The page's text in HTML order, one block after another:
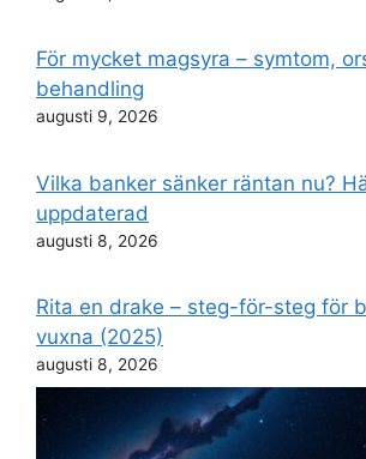
För mycket magsyra – symtom,
behandling
augusti 9, 2026
Vilka banker sänker räntan nu?
uppdaterad
augusti 8, 2026
Rita en drake – steg-för-steg för
vuxna (2025)
augusti 8, 2026